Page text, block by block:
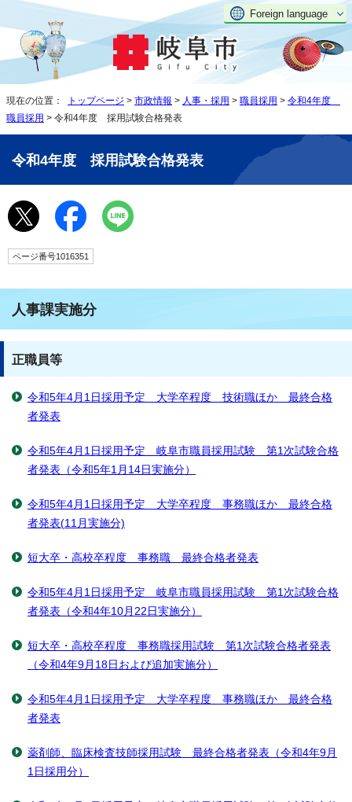
Foreign language
現在の位置： トップページ > 市政情報 > 人事・採用 > 職員採用 > 令和4年度
職員採用 > 令和4年度 採用試験合格発表
令和4年度 採用試験合格発表
ページ番号1016351
人事課実施分
正職員等
令和5年4月1日採用予定 大学卒程度 技術職ほか 最終合格
者発表
令和5年4月1日採用予定 岐阜市職員採用試験 第1次試験合格
者発表（令和5年1月14日実施分）
令和5年4月1日採用予定 大学卒程度 事務職ほか 最終合格
者発表(11月実施分)
短大卒・高校卒程度 事務職 最終合格者発表
令和5年4月1日採用予定 岐阜市職員採用試験 第1次試験合格
者発表（令和4年10月22日実施分）
短大卒・高校卒程度 事務職採用試験 第1次試験合格者発表
（令和4年9月18日および追加実施分）
令和5年4月1日採用予定 大学卒程度 事務職ほか 最終合格
者発表
薬剤師、臨床検査技師採用試験 最終合格者発表（令和4年9月
1日採用分）